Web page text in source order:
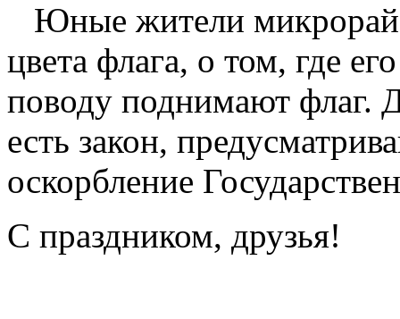
Юные жители
цвета флага, о том, где
поводу поднимают флаг.
есть закон,
оскорбление
С праздником, друзья!